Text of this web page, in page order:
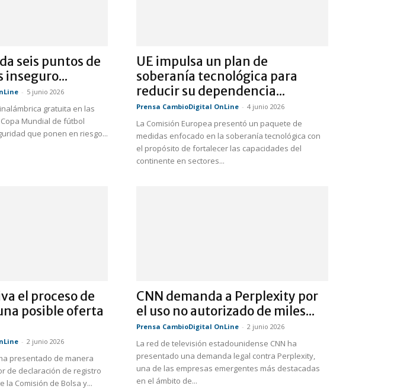
seis puntos de
inseguro...
- 5 junio 2026
gratuita en las
Mundial de fútbol
que ponen en riesgo...
UE impulsa un plan de
soberanía tecnológica para
reducir su dependencia...
Prensa CambioDigital OnLine - 4 junio 2026
La Comisión Europea presentó un paquete de
medidas enfocado en la soberanía tecnológica con
el propósito de fortalecer las capacidades del
continente en sectores...
el proceso de
posible oferta
- 2 junio 2026
presentado de manera
de declaración de registro
la Comisión de Bolsa y...
CNN demanda a Perplexity por
el uso no autorizado de miles...
Prensa CambioDigital OnLine - 2 junio 2026
La red de televisión estadounidense CNN ha
presentado una demanda legal contra Perplexity,
una de las empresas emergentes más destacadas
en el ámbito de...